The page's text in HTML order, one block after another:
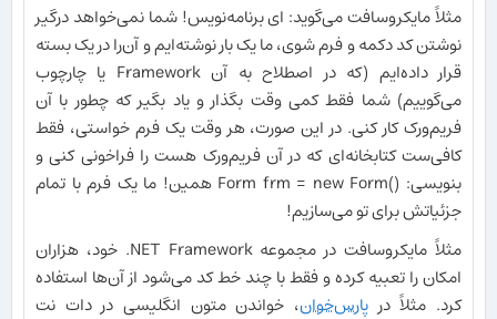
مثلاً مایکروسافت می‌گوید: ای برنامه‌نویس! شما نمی‌خواهد درگیر
نوشتن کد دکمه و فرم شوی، ما یک بار نوشته‌ایم و آن‌را در یک بسته
قرار داده‌ایم (که در اصطلاح به آن Framework یا چارچوب
می‌گوییم) شما فقط کمی وقت بگذار و یاد بگیر که چطور با آن
فریم‌ورک کار کنی. در این صورت، هر وقت یک فرم خواستی، فقط
کافی‌ست کتابخانه‌ای که در آن فریم‌ورک هست را فراخونی کنی و
بنویسی: Form frm = new Form()‎ همین! ما یک فرم با تمام
جزئیاتش برای تو می‌سازیم!
مثلاً مایکروسافت در مجموعه ‎.NET Framework خود، هزاران
امکان را تعبیه کرده و فقط با چند خط کد می‌شود از آن‌ها استفاده
کرد. مثلاً در پارس‌خوان، خواندن متون انگلیسی در دات نت